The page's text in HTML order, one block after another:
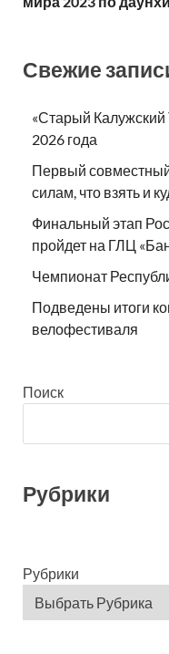
Свежие
«Старый Калужский
2026 года
Первый
силам, что взять и
Финальный этап
пройдет на ГЛЦ
Чемпионат
Подведены итоги
велофестиваля
Поиск
Рубрики
Рубрики